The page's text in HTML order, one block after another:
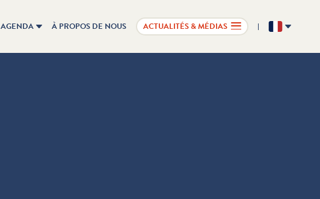
AGENDA À PROPOS DE NOUS ACTUALITÉS & MÉDIAS FR